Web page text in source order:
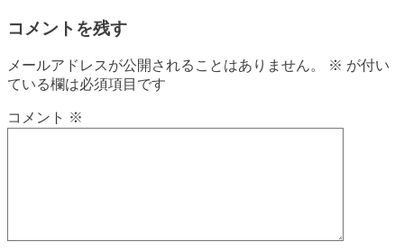
コメントを残す
メールアドレスが公開されることはありません。 ※ が付い
ている欄は必須項目です
コメント ※